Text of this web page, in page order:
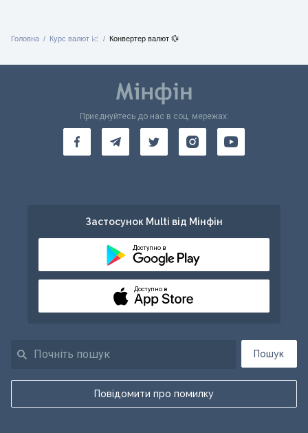
Головна Курс валют 📈 Конвертер валют 💱
Пошук
Повідомити про помилку
Приєднуйтесь до нас в соц. мережах:
Застосунок Multi від Мінфін
Доступно в
Доступно в